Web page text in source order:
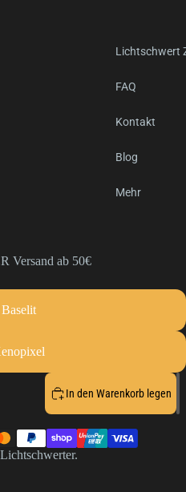
Lichtschwert
FAQ
Kontakt
Blog
Mehr
Versand ab 50€
In den Warenkorb legen